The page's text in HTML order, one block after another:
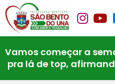
Vamos começar a
pra lá de top,